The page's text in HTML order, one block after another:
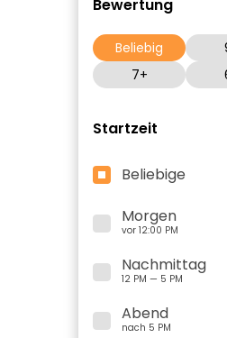
Bewertung
Beliebig
7+
Startzeit
Beliebige
Morgen
vor 12:00 PM
Nachmittag
12 PM — 5 PM
Abend
nach 5 PM